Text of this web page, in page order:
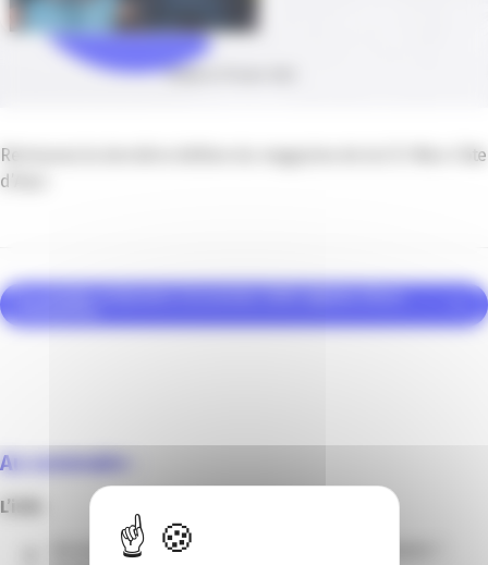
Publié le 10 mars 2022
Retrouvez la dernière édition du magazine de la CCI Nice Côte
d’Azur
Je souhaite m'abonner à la version 100% digitale d'Azur
Au sommaire :
L’info
Nouvelle mandature CCI – Qui sont vos représentants ?